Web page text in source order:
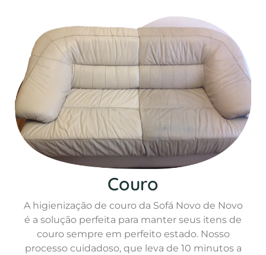
Couro
A higienização de couro da Sofá Novo de Novo
é a solução perfeita para manter seus itens de
couro sempre em perfeito estado. Nosso
processo cuidadoso, que leva de 10 minutos a